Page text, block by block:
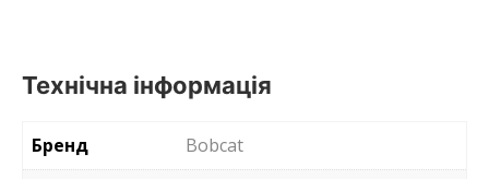
Технічна інформація
Бренд
Bobcat